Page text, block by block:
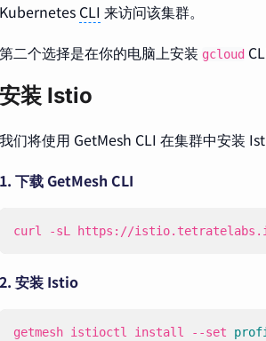
Kubernetes CLI 来访问该集群。
第二个选择是在你的电脑上安装 gcloud
安装 Istio
我们将使用 GetMesh CLI 在集群中安装
1. 下载 GetMesh CLI
curl -sL https://
2. 安装 Istio
getmesh istioctl install --set